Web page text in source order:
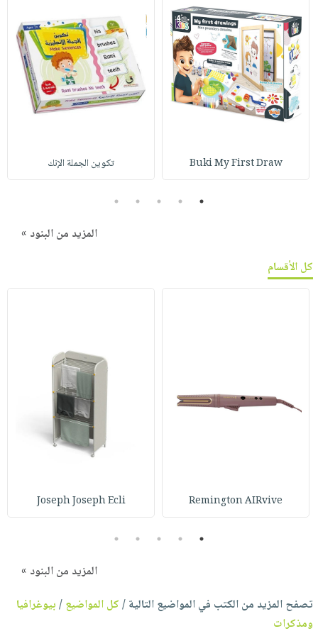
Buki My First Draw تكوين الجملة الإنك
1
2
3
4
5
المزيد من البنود »
كل الأقسام
Remington AIRvive
Joseph Joseph Ecli
1
2
3
4
5
المزيد من البنود »
تصفح المزيد من الكتب في المواضيع التالية /كل المواضيع/بيوغرافيا
ومذكرات